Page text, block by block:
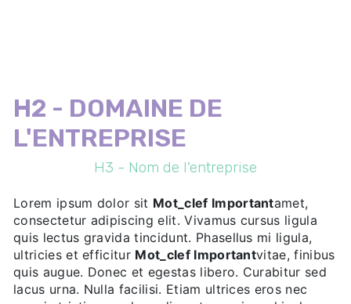
H2 - DOMAINE DE
L'ENTREPRISE
H3 - Nom de l'entreprise
Lorem ipsum dolor sit Mot_clef Importantamet,
consectetur adipiscing elit. Vivamus cursus ligula
quis lectus gravida tincidunt. Phasellus mi ligula,
ultricies et efficitur Mot_clef Importantvitae, finibus
quis augue. Donec et egestas libero. Curabitur sed
lacus urna. Nulla facilisi. Etiam ultrices eros nec